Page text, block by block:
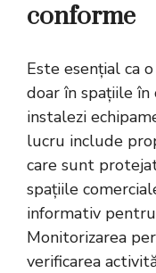
conforme
Este esențial ca
doar în spațiile
instalezi
lucru include
care sunt
spațiile
informativ
Monitorizarea
verificarea